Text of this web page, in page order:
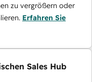
zu vergrößern oder
Erfahren Sie
Sales Hub